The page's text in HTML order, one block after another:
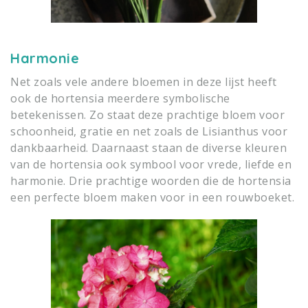
Harmonie
Net zoals vele andere bloemen in deze lijst heeft
ook de hortensia meerdere symbolische
betekenissen. Zo staat deze prachtige bloem voor
schoonheid, gratie en net zoals de Lisianthus voor
dankbaarheid. Daarnaast staan de diverse kleuren
van de hortensia ook symbool voor vrede, liefde en
harmonie. Drie prachtige woorden die de hortensia
een perfecte bloem maken voor in een rouwboeket.